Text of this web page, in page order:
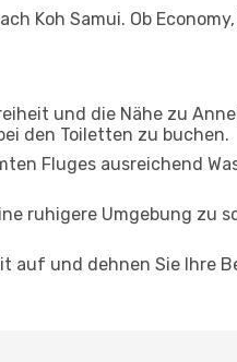
Koh Samui. Ob
und die Nähe zu
den Toiletten zu buchen.
Fluges ausreichend
ruhigere Umgebung zu
auf und dehnen Sie Ihre